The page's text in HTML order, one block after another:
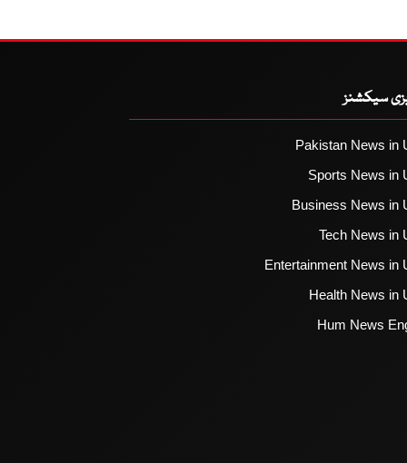
سیکشنز
Pakistan News in
Sports News in
Business News in
Tech News in
Entertainment News in
Health News in
Hum News